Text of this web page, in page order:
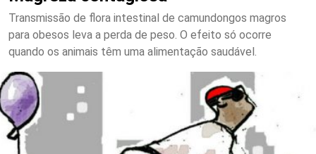
Transmissão de flora intestinal de camundongos magros
para obesos leva a perda de peso. O efeito só ocorre
quando os animais têm uma alimentação saudável.